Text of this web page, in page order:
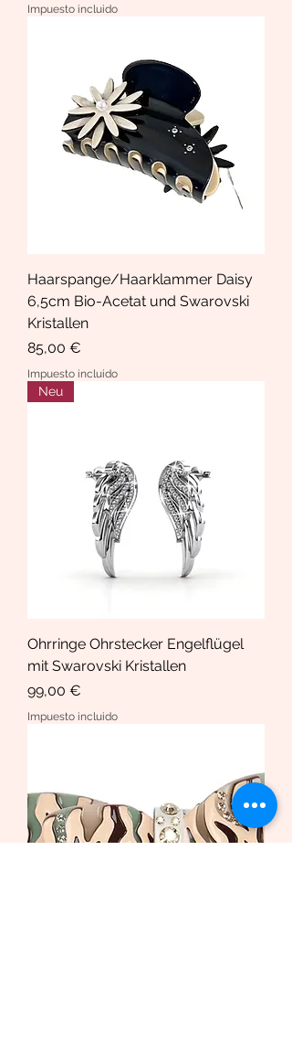
Impuesto incluido
Haarspange/Haarklammer Daisy
6,5cm Bio-Acetat und Swarovski
Kristallen
Precio
85,00 €
Impuesto incluido
Neu
Ohrringe Ohrstecker Engelflügel
mit Swarovski Kristallen
Precio
99,00 €
Impuesto incluido